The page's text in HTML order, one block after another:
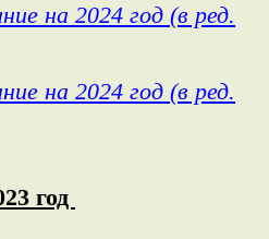
на 2024 год (в ред.
на 2024 год (в ред.
год